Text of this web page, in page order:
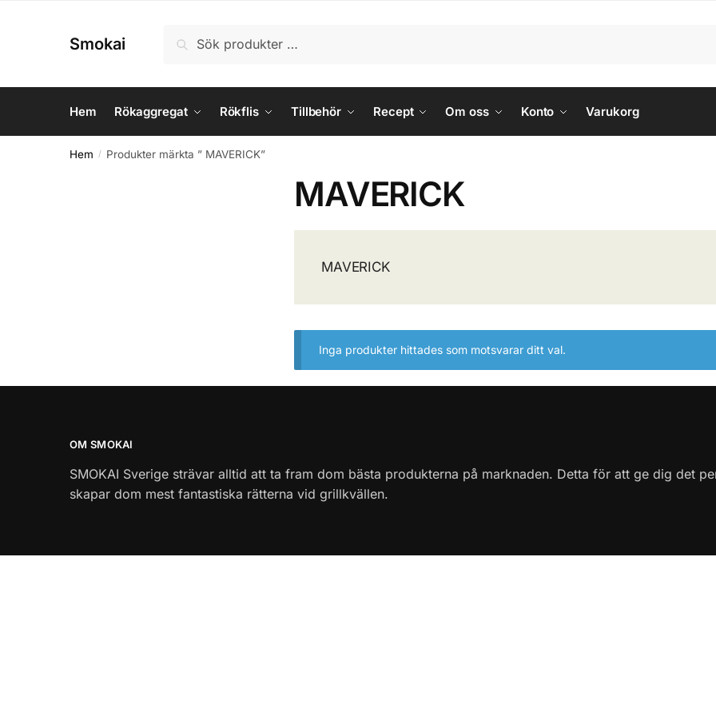
Smokai
efter:
Sök
Hem Rökaggregat Rökflis Tillbehör Recept Om oss Konto Varukorg
Hem / Produkter märkta ” MAVERICK”
MAVERICK
MAVERICK
Inga produkter hittades som motsvarar ditt val.
OM SMOKAI
SMOKAI Sverige strävar alltid att ta fram dom bästa produkterna på marknaden. Detta för att ge dig det
skapar dom mest fantastiska rätterna vid grillkvällen.